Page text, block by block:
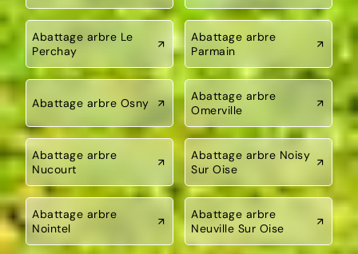
Abattage arbre Le
Perchay
Abattage arbre
Parmain
Abattage arbre Osny
Abattage arbre
Omerville
Abattage arbre
Nucourt
Abattage arbre Noisy
Sur Oise
Abattage arbre
Nointel
Abattage arbre
Neuville Sur Oise